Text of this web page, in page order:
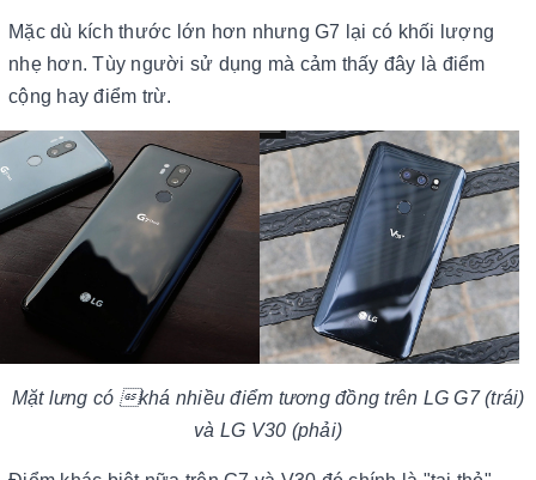
Mặc dù kích thước lớn hơn nhưng G7 lại có khối lượng
nhẹ hơn. Tùy người sử dụng mà cảm thấy đây là điểm
cộng hay điểm trừ.
Mặt lưng có khá nhiều điểm tương đồng trên LG G7 (trái)
và LG V30 (phải)